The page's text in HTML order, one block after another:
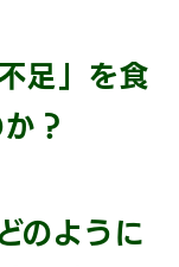
足」を食
？
のように